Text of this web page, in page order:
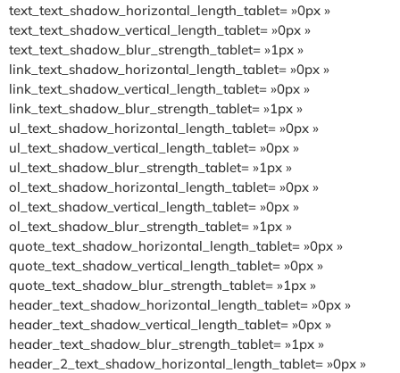
text_text_shadow_horizontal_length_tablet= »0px »
text_text_shadow_vertical_length_tablet= »0px »
text_text_shadow_blur_strength_tablet= »1px »
link_text_shadow_horizontal_length_tablet= »0px »
link_text_shadow_vertical_length_tablet= »0px »
link_text_shadow_blur_strength_tablet= »1px »
ul_text_shadow_horizontal_length_tablet= »0px »
ul_text_shadow_vertical_length_tablet= »0px »
ul_text_shadow_blur_strength_tablet= »1px »
ol_text_shadow_horizontal_length_tablet= »0px »
ol_text_shadow_vertical_length_tablet= »0px »
ol_text_shadow_blur_strength_tablet= »1px »
quote_text_shadow_horizontal_length_tablet= »0px »
quote_text_shadow_vertical_length_tablet= »0px »
quote_text_shadow_blur_strength_tablet= »1px »
header_text_shadow_horizontal_length_tablet= »0px »
header_text_shadow_vertical_length_tablet= »0px »
header_text_shadow_blur_strength_tablet= »1px »
header_2_text_shadow_horizontal_length_tablet= »0px »